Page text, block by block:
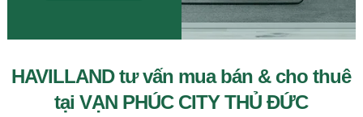
HAVILLAND tư vấn mua bán & cho thuê
tại VẠN PHÚC CITY THỦ ĐỨC